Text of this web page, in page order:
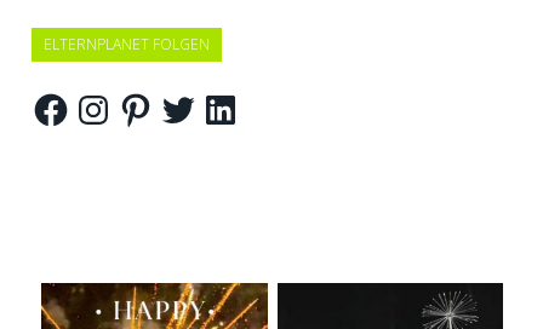
ELTERNPLANET FOLGEN
FacebookInstagramPinterestTwitterLinkedIn